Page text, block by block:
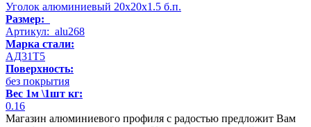
Уголок алюминиевый 20х20х1.5 б.п.
Размер:
Артикул: alu268
Марка стали:
АД31Т5
Поверхность:
без покрытия
Вес 1м \1шт кг:
0.16
Магазин алюминиевого профиля с радостью предложит Вам